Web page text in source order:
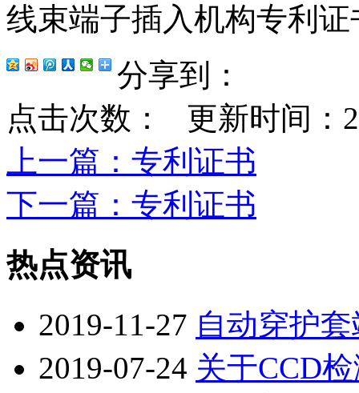
线束端子插入机构专利证
分享到：
点击次数：
更新时间：
上一篇 ：专利证书
下一篇 ：专利证书
热点资讯
2019-11-27 自动穿护
2019-07-24 关于CCD